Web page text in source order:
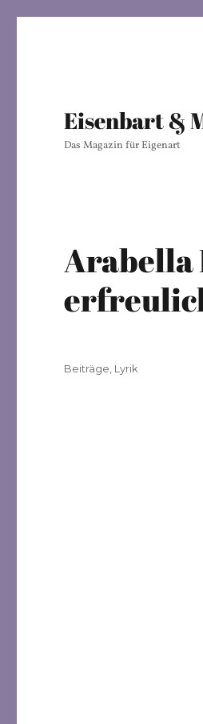
Eisenbart &
Das Magazin für Eigenart
Arabella
Veröffentlicht
Kategorien
Beiträge Lyrik